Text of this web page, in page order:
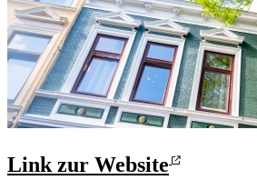
Link zur Website